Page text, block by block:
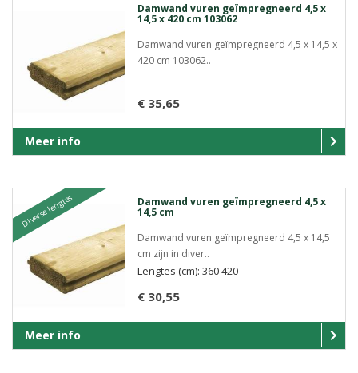
Damwand vuren geïmpregneerd 4,5 x
14,5 x 420 cm 103062
Damwand vuren geïmpregneerd 4,5 x 14,5 x
420 cm 103062..
€ 35,65
Meer info
Diverse lengtes Damwand vuren geïmpregneerd 4,5 x
14,5 cm
Damwand vuren geïmpregneerd 4,5 x 14,5
cm zijn in diver..
€ 30,55
Lengtes (cm): 360 420
Meer info